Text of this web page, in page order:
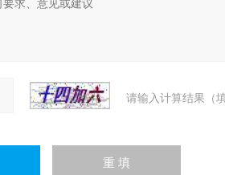
请输入计算结果（